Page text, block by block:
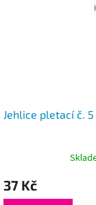
Jehlice pletací č. 5
37 Kč